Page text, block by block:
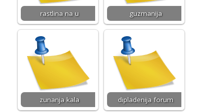
rastlina na u guzmanija
zunanja kala dipladenija forum